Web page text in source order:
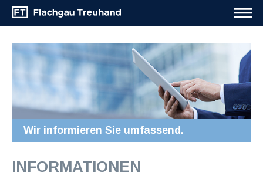
Wir informieren Sie umfassend.
INFORMATIONEN